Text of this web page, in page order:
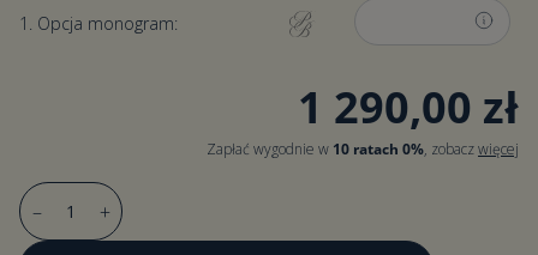
1. Opcja monogram:
1 290,00 zł
Zapłać wygodnie w 10 ratach 0%, zobaczwięcej
– +